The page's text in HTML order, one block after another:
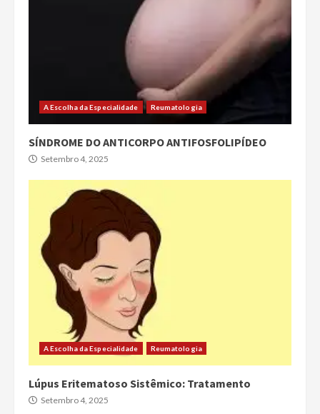
A Escolha da Especialidade Reumatologia
SÍNDROME DO ANTICORPO ANTIFOSFOLIPÍDEO
Setembro 4, 2025
A Escolha da Especialidade Reumatologia
Lúpus Eritematoso Sistêmico: Tratamento
Setembro 4, 2025